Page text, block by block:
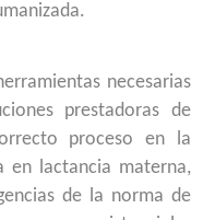
necesarias
prestadoras de
proceso en la
en lactancia materna,
de la norma de